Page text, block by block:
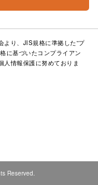
より、JIS規格に準拠した“プ
に基づいたコンプライアン
人情報保護に努めておりま
Reserved.